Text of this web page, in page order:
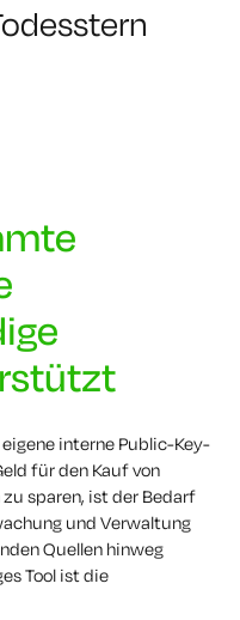
interne Public-Key-
für den Kauf von
sparen, ist der Bedarf
und Verwaltung
Quellen hinweg
Tool ist die